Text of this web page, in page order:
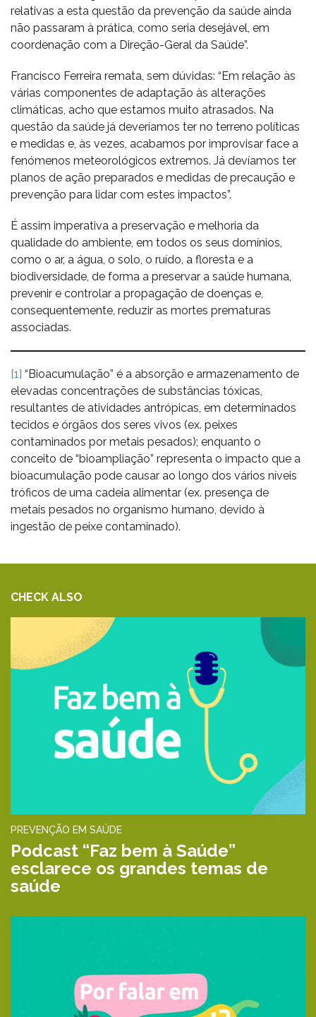
relativas a esta questão da prevenção da saúde ainda
não passaram à prática, como seria desejável, em
coordenação com a Direção-Geral da Saúde”.
Francisco Ferreira remata, sem dúvidas: “Em relação às
várias componentes de adaptação às alterações
climáticas, acho que estamos muito atrasados. Na
questão da saúde já deveríamos ter no terreno políticas
e medidas e, às vezes, acabamos por improvisar face a
fenómenos meteorológicos extremos. Já devíamos ter
planos de ação preparados e medidas de precaução e
prevenção para lidar com estes impactos”.
É assim imperativa a preservação e melhoria da
qualidade do ambiente, em todos os seus domínios,
como o ar, a água, o solo, o ruído, a floresta e a
biodiversidade, de forma a preservar a saúde humana,
prevenir e controlar a propagação de doenças e,
consequentemente, reduzir as mortes prematuras
associadas.
[1] “Bioacumulação” é a absorção e armazenamento de
elevadas concentrações de substâncias tóxicas,
resultantes de atividades antrópicas, em determinados
tecidos e órgãos dos seres vivos (ex. peixes
contaminados por metais pesados); enquanto o
conceito de “bioampliação” representa o impacto que a
bioacumulação pode causar ao longo dos vários níveis
tróficos de uma cadeia alimentar (ex. presença de
metais pesados no organismo humano, devido à
ingestão de peixe contaminado).
CHECK ALSO
PREVENÇÃO EM SAÚDE
Podcast “Faz bem à Saúde”
esclarece os grandes temas de
saúde